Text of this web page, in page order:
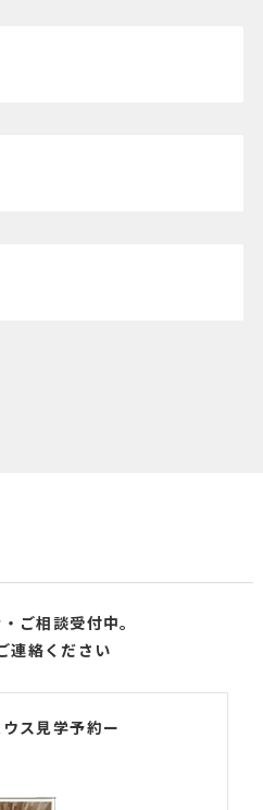
ご相談受付中。
連絡ください
ス見学予約ー